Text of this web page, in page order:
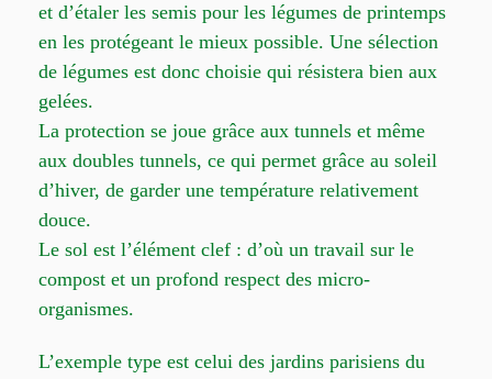
et d’étaler les semis pour les légumes de printemps
en les protégeant le mieux possible. Une sélection
de légumes est donc choisie qui résistera bien aux
gelées.
La protection se joue grâce aux tunnels et même
aux doubles tunnels, ce qui permet grâce au soleil
d’hiver, de garder une température relativement
douce.
Le sol est l’élément clef : d’où un travail sur le
compost et un profond respect des micro-
organismes.
L’exemple type est celui des jardins parisiens du